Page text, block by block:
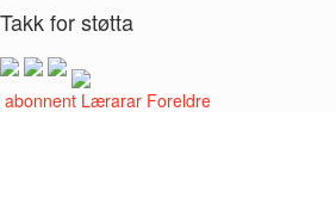
Takk for støtta
abonnent Lærarar Foreldre